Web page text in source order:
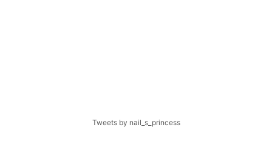
Tweets by nail_s_princess